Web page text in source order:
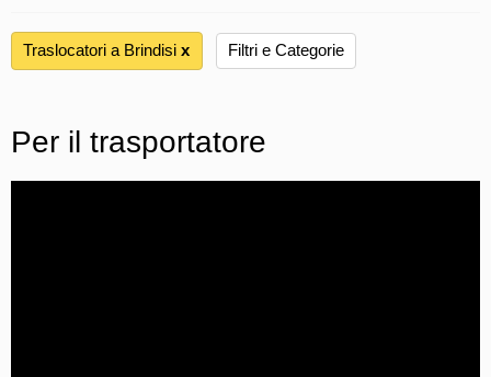
Traslocatori a Brindisi х Filtri e Categorie
Per il trasportatore